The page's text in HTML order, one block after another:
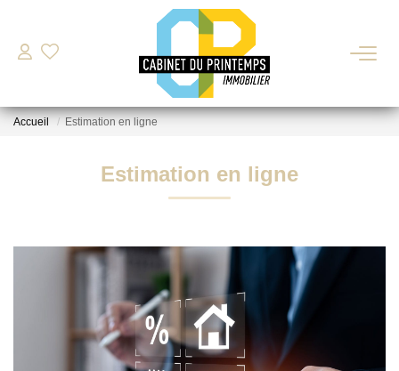
VENTE
Nos Biens Disponibles
ESTIMATION
GESTION LOCATIVE
Accueil Estimation en ligne
Estimation en ligne